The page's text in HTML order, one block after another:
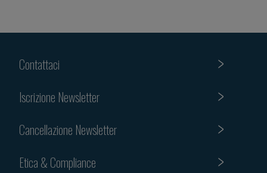
Contattaci
Iscrizione Newsletter
Cancellazione Newsletter
Etica & Compliance